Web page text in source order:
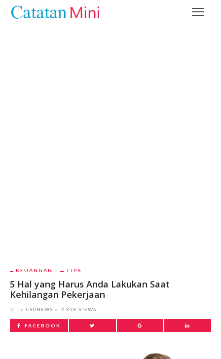
KEUANGAN TIPS
5 Hal yang Harus Anda Lakukan Saat
Kehilangan Pekerjaan
by CSDNEWS 2.35K VIEWS
FACEBOOK